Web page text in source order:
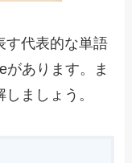
す代表的な単語
があります。ま
ましょう。